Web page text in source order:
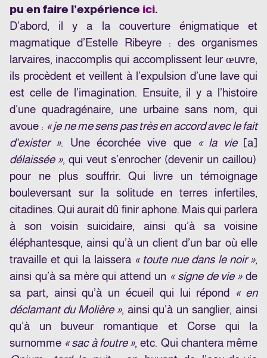
pu en faire l’expérience ici.
D’abord, il y a la couverture énigmatique et
magmatique d’Estelle Ribeyre : des organismes
larvaires, inaccomplis qui accomplissent leur œuvre,
ils procèdent et veillent à l’expulsion d’une lave qui
est celle de l’imagination. Ensuite, il y a l’histoire
d’une quadragénaire, une urbaine sans nom, qui
avoue : « je ne me sens pas très en accord avec le fait
d’exister ». Une écorchée vive que « la vie [a]
délaissée », qui veut s’enrocher (devenir un caillou)
pour ne plus souffrir. Qui livre un témoignage
bouleversant sur la solitude en terres infertiles,
citadines. Qui aurait dû finir aphone. Mais qui parlera
à son voisin suicidaire, ainsi qu’à sa voisine
éléphantesque, ainsi qu’à un client d’un bar où elle
travaille et qui la laissera « toute nue dans le noir »,
ainsi qu’à sa mère qui attend un « signe de vie »de
sa part, ainsi qu’à un écueil qui lui répond « en
déclamant du Molière », ainsi qu’à un sanglier, ainsi
qu’à un buveur romantique et Corse qui la
surnomme « sac à foutre », etc. Qui chantera même